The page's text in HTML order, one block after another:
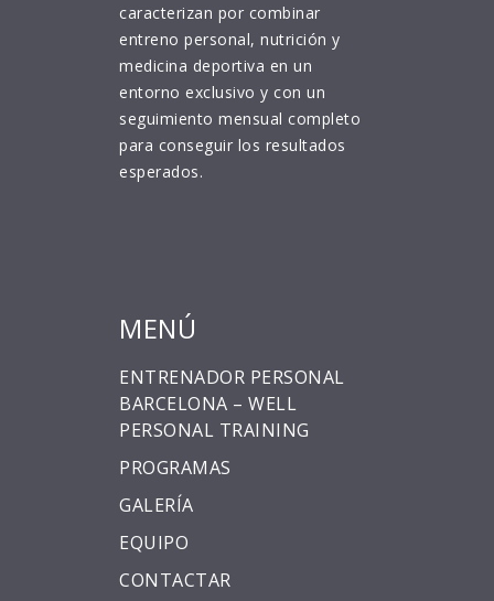
caracterizan por combinar
entreno personal, nutrición y
medicina deportiva en un
entorno exclusivo y con un
seguimiento mensual completo
para conseguir los resultados
esperados.
MENÚ
ENTRENADOR PERSONAL
BARCELONA – WELL
PERSONAL TRAINING
PROGRAMAS
GALERÍA
EQUIPO
CONTACTAR